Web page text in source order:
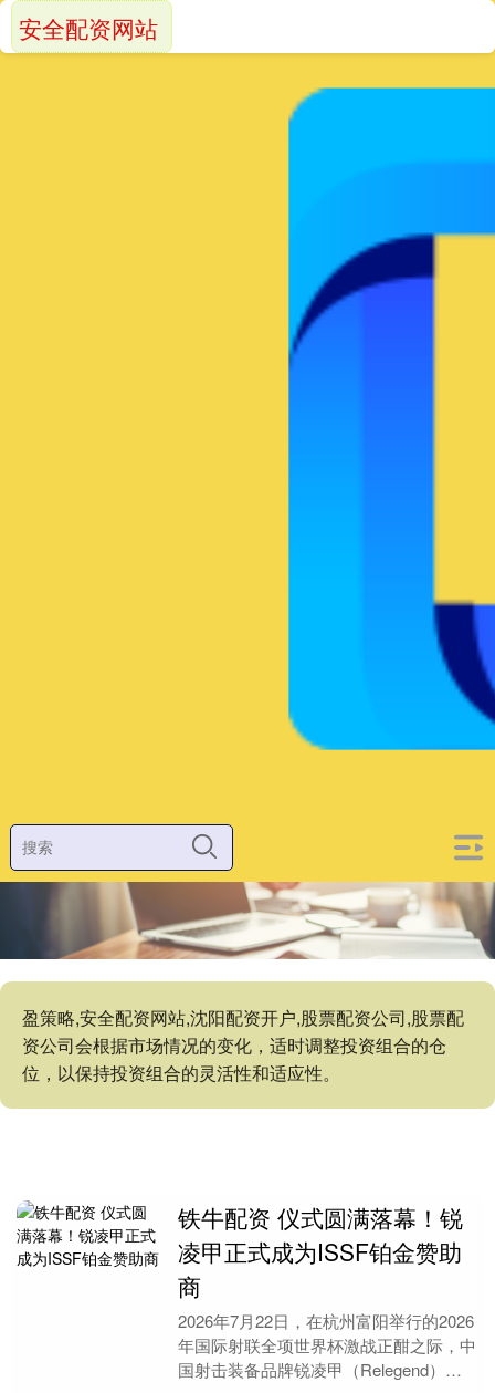
盈策略,安全配资网站,沈阳配资开户,股票配资公司,股票配
资公司会根据市场情况的变化，适时调整投资组合的仓
位，以保持投资组合的灵活性和适应性。
安全配资网站
铁牛配资 仪式圆满落幕！锐
凌甲正式成为ISSF铂金赞助
商
2026年7月22日，在杭州富阳举行的2026
年国际射联全项世界杯激战正酣之际，中
国射击装备品牌锐凌甲（Relegend）与